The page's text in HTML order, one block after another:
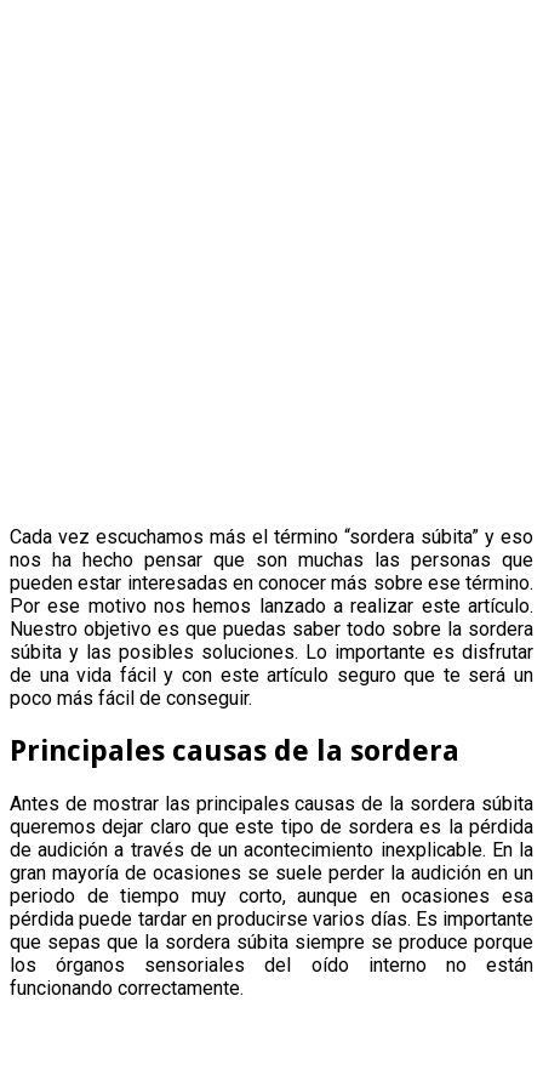
Cada vez escuchamos más el término “sordera súbita” y eso
nos ha hecho pensar que son muchas las personas que
pueden estar interesadas en conocer más sobre ese término.
Por ese motivo nos hemos lanzado a realizar este artículo.
Nuestro objetivo es que puedas saber todo sobre la sordera
súbita y las posibles soluciones. Lo importante es disfrutar
de una vida fácil y con este artículo seguro que te será un
poco más fácil de conseguir.
Principales causas de la sordera
Antes de mostrar las principales causas de la sordera súbita
queremos dejar claro que este tipo de sordera es la pérdida
de audición a través de un acontecimiento inexplicable. En la
gran mayoría de ocasiones se suele perder la audición en un
periodo de tiempo muy corto, aunque en ocasiones esa
pérdida puede tardar en producirse varios días. Es importante
que sepas que la sordera súbita siempre se produce porque
los órganos sensoriales del oído interno no están
funcionando correctamente.